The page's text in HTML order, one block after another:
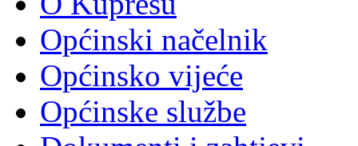
Općinski načelnik
Općinsko vijeće
Općinske službe